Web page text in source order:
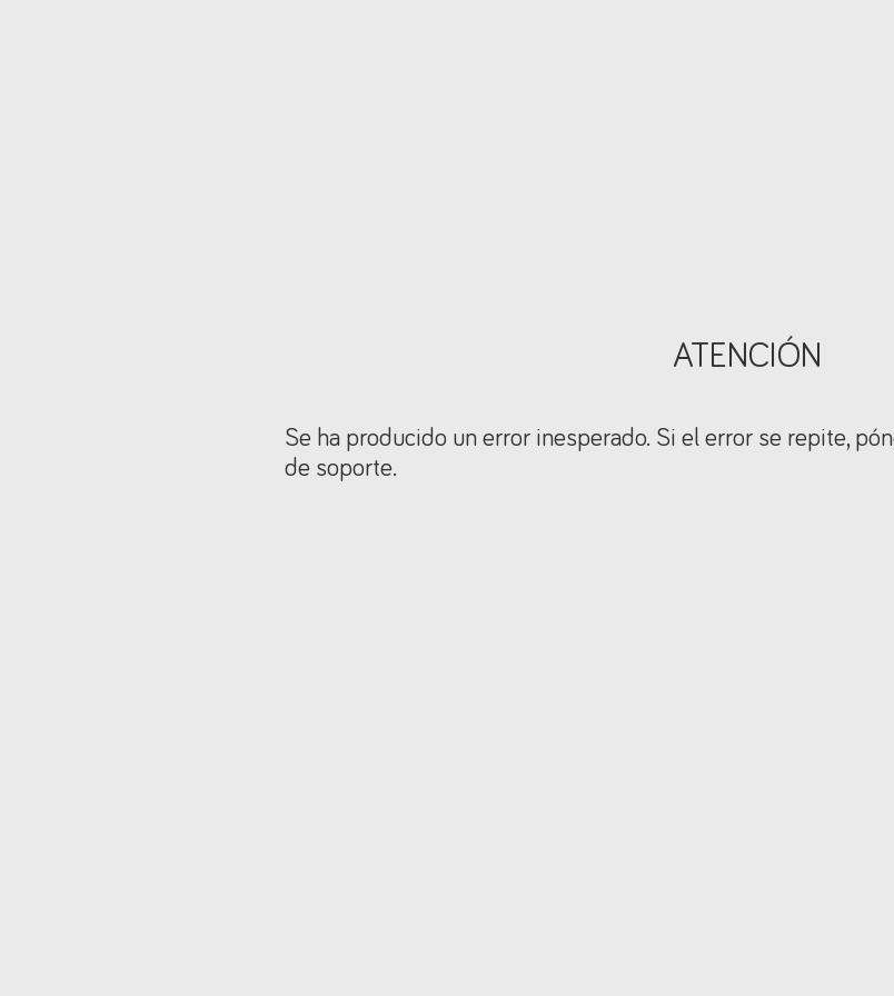
ATENCIÓN
Se ha producido un error inesperado. Si el error se repite,
de soporte.